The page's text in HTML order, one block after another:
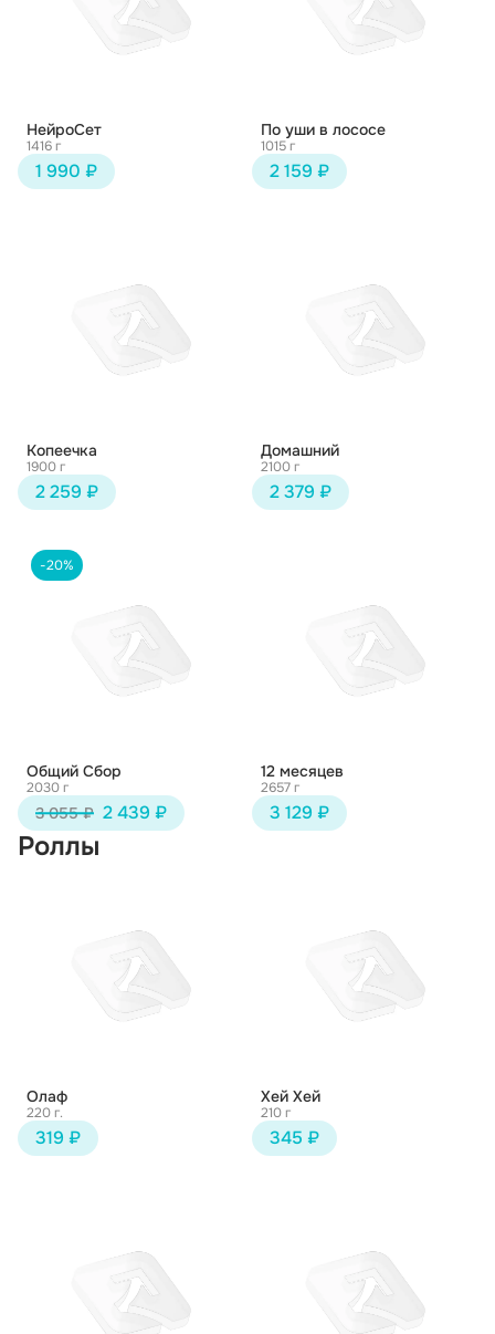
НейроСет
1416 г
1 990 ₽
По уши в лососе
1015 г
2 159 ₽
Копеечка
1900 г
2 259 ₽
Домашний
2100 г
2 379 ₽
-20%
Общий Сбор
2030 г
3 055 ₽ 2 439 ₽
12 месяцев
2657 г
3 129 ₽
Роллы
Олаф
220 г.
319 ₽
Хей Хей
210 г
345 ₽